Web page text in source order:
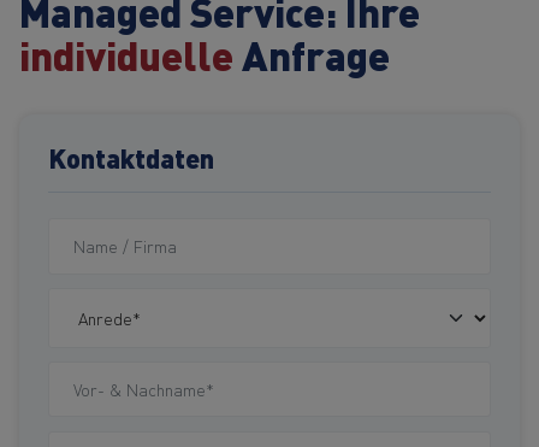
individuelleAnfrage
Kontaktdaten